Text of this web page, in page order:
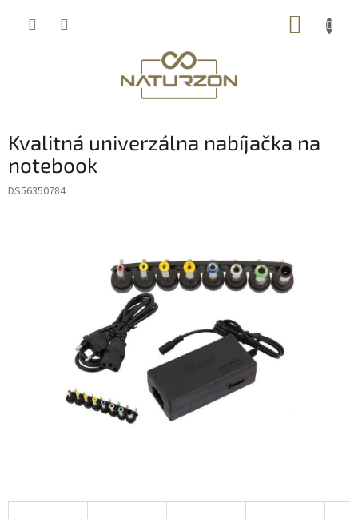
Kvalitná univerzálna nabíjačka na
notebook
DS56350784